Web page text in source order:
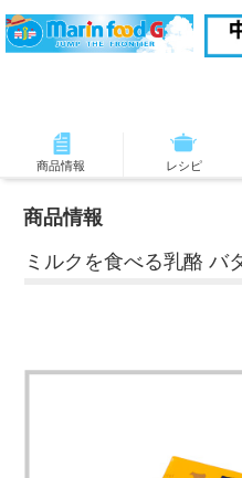
商品情報 レシピ
商品情報
ミルクを食べる乳酪 バ